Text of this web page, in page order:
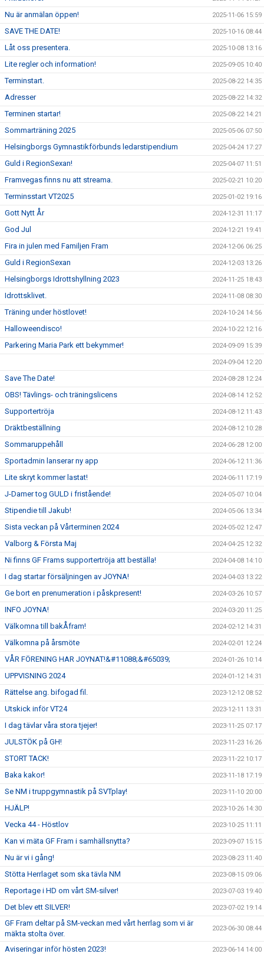
Nu är anmälan öppen! 2025-11-06 15:59
SAVE THE DATE! 2025-10-16 08:44
Låt oss presentera. 2025-10-08 13:16
Lite regler och information! 2025-09-05 10:40
Terminstart. 2025-08-22 14:35
Adresser 2025-08-22 14:32
Terminen startar! 2025-08-22 14:21
Sommarträning 2025 2025-05-06 07:50
Helsingborgs Gymnastikförbunds ledarstipendium 2025-04-24 17:27
Guld i RegionSexan! 2025-04-07 11:51
Framvegas finns nu att streama. 2025-02-21 10:20
Terminsstart VT2025 2025-01-02 19:16
Gott Nytt År 2024-12-31 11:17
God Jul 2024-12-21 19:41
Fira in julen med Familjen Fram 2024-12-06 06:25
Guld i RegionSexan 2024-12-03 13:26
Helsingborgs Idrottshyllning 2023 2024-11-25 18:43
Idrottsklivet. 2024-11-08 08:30
Träning under höstlovet! 2024-10-24 14:56
Halloweendisco! 2024-10-22 12:16
Parkering Maria Park ett bekymmer! 2024-09-09 15:39
2024-09-04 12:20
Save The Date! 2024-08-28 12:24
OBS! Tävlings- och träningslicens 2024-08-14 12:52
Supportertröja 2024-08-12 11:43
Dräktbeställning 2024-08-12 10:28
Sommaruppehåll 2024-06-28 12:00
Sportadmin lanserar ny app 2024-06-12 11:36
Lite skryt kommer lastat! 2024-06-11 17:19
J-Damer tog GULD i fristående! 2024-05-07 10:04
Stipendie till Jakub! 2024-05-06 13:34
Sista veckan på Vårterminen 2024 2024-05-02 12:47
Valborg & Första Maj 2024-04-25 12:32
Ni finns GF Frams supportertröja att beställa! 2024-04-08 14:10
I dag startar försäljningen av JOYNA! 2024-04-03 13:22
Ge bort en prenumeration i påskpresent! 2024-03-26 10:57
INFO JOYNA! 2024-03-20 11:25
Välkomna till bakÅfram! 2024-02-12 14:31
Välkomna på årsmöte 2024-02-01 12:24
VÅR FÖRENING HAR JOYNAT!&#11088;&#65039; 2024-01-26 10:14
UPPVISNING 2024 2024-01-12 14:31
Rättelse ang. bifogad fil. 2023-12-12 08:52
Utskick inför VT24 2023-12-11 13:31
I dag tävlar våra stora tjejer! 2023-11-25 07:17
JULSTÖK på GH! 2023-11-23 16:26
STORT TACK! 2023-11-22 10:17
Baka kakor! 2023-11-18 17:19
Se NM i truppgymnastik på SVTplay! 2023-11-10 20:00
HJÄLP! 2023-10-26 14:30
Vecka 44 - Höstlov 2023-10-25 11:11
Kan vi mäta GF Fram i samhällsnytta? 2023-09-07 15:15
Nu är vi i gång! 2023-08-23 11:40
Stötta Herrlaget som ska tävla NM 2023-08-15 09:06
Reportage i HD om vårt SM-silver! 2023-07-03 19:40
Det blev ett SILVER! 2023-07-02 19:14
GF Fram deltar på SM-veckan med vårt herrlag som vi är
mäkta stolta över.
2023-06-30 08:44
Aviseringar inför hösten 2023! 2023-06-14 14:00